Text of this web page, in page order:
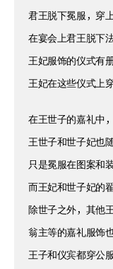
君王脱下冕服，穿
在宴会上君王脱下
王妃服饰的仪式有
王妃在这些仪式上
在王世子的嘉礼中，
王世子和世子妃也
只是冕服在图案和
而王妃和世子妃的
除世子之外，其他
翁主等的嘉礼服饰
王子和仪宾都穿公